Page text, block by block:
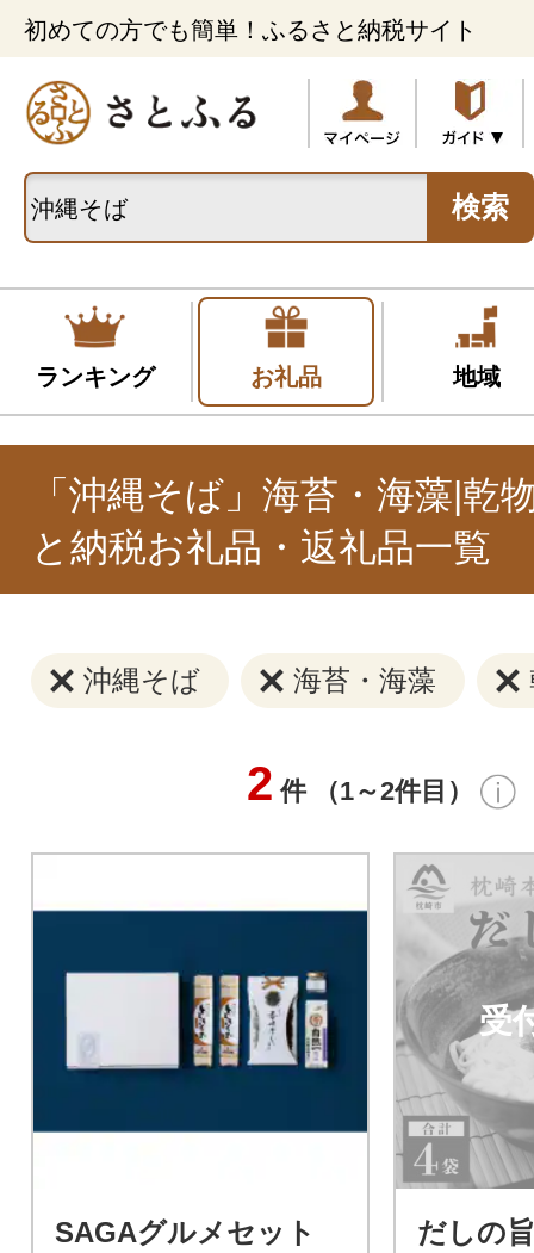
初めての方でも簡単！ふるさと納税サイト
検索
ランキング お礼品 地域
「沖縄そば」海苔・海藻|乾
と納税お礼品・返礼品一覧
沖縄そば 海苔・海藻
2 件 （1～2件目）
SAGAグルメセット
受
だしの